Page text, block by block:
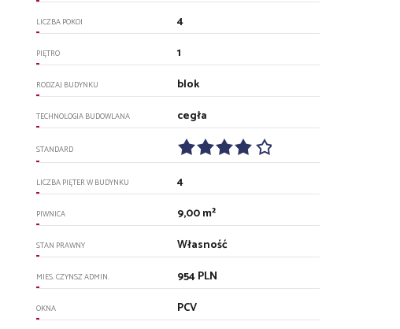
LICZBA POKOI 4
PIĘTRO 1
RODZAJ BUDYNKU blok
TECHNOLOGIA BUDOWLANA cegła
STANDARD
LICZBA PIĘTER W BUDYNKU 4
PIWNICA 9,00 m²
STAN PRAWNY Własność
MIES. CZYNSZ ADMIN. 954 PLN
OKNA PCV